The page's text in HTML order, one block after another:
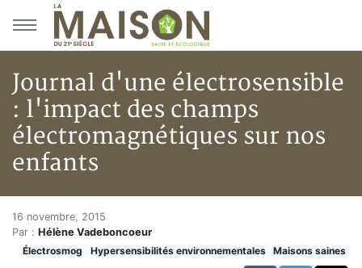
Aller au menu principal
Aller au contenu principal
Journal d'une électrosensible
: l'impact des champs
électromagnétiques sur nos
enfants
Accueil
Articles
Maisons saines
Journal d'une électrosensible
16 novembre, 2015
Par : Hélène Vadeboncoeur
Électrosmog
Hypersensibilités environnementales Maisons saines